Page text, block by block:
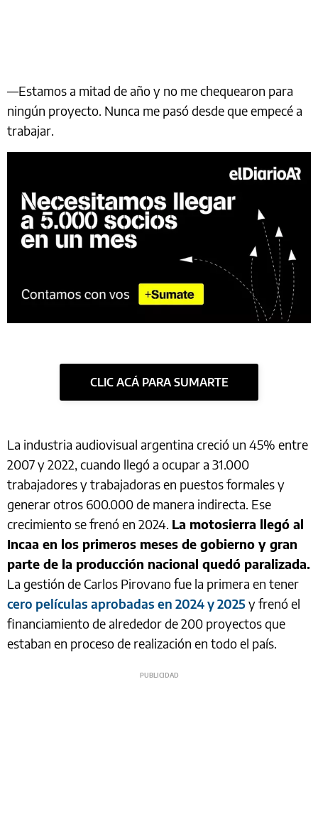
—Estamos a mitad de año y no me chequearon para
ningún proyecto. Nunca me pasó desde que empecé a
trabajar.
CLIC ACÁ PARA SUMARTE
La industria audiovisual argentina creció un 45% entre
2007 y 2022, cuando llegó a ocupar a 31.000
trabajadores y trabajadoras en puestos formales y
generar otros 600.000 de manera indirecta. Ese
crecimiento se frenó en 2024. La motosierra llegó al
Incaa en los primeros meses de gobierno y gran
parte de la producción nacional quedó paralizada.
La gestión de Carlos Pirovano fue la primera en tener
cero películas aprobadas en 2024 y 2025y frenó el
financiamiento de alrededor de 200 proyectos que
estaban en proceso de realización en todo el país.